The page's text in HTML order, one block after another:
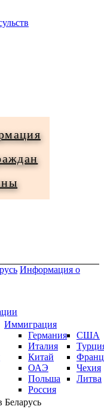
Информация о
Иммиграция
Германия
Италия
Китай
ОАЭ
Польша
Россия
США
Чехия
Литва